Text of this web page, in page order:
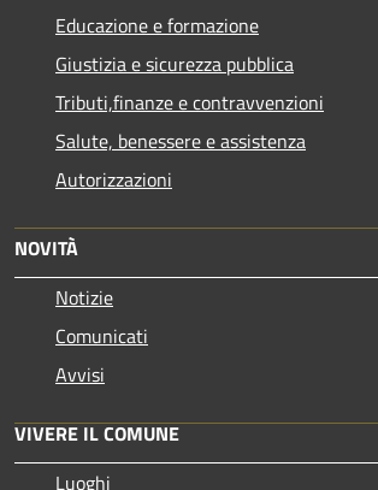
Educazione e formazione
Giustizia e sicurezza pubblica
Tributi,finanze e contravvenzioni
Salute, benessere e assistenza
Autorizzazioni
NOVITÀ
Notizie
Comunicati
Avvisi
VIVERE IL COMUNE
Luoghi